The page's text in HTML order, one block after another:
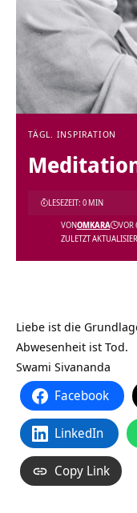
TÄGL. INSPIRATION
ZULETZT
VONOMKARA VOR
LESEZEIT: 0 MIN
Liebe ist die
Abwesenheit ist Tod.
Swami Sivananda
Facebook
LinkedIn
Copy Link